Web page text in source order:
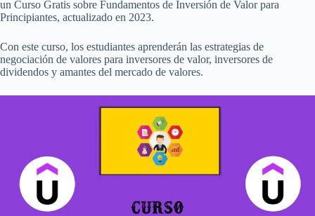
un Curso Gratis sobre Fundamentos de Inversión de Valor para
Principiantes, actualizado en 2023.
Con este curso, los estudiantes aprenderán las estrategias de
negociación de valores para inversores de valor, inversores de
dividendos y amantes del mercado de valores.